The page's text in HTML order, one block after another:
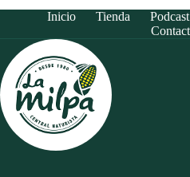
Inicio Tienda Podcast